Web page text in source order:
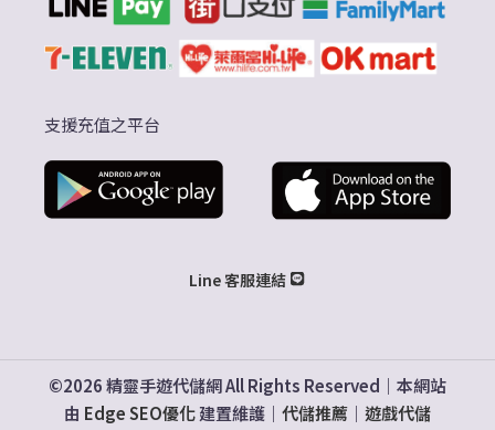
支援充值之平台
Line 客服連結
©2026 精靈手遊代儲網 All Rights Reserved｜本網站
由 Edge SEO優化建置維護｜ 代儲推薦｜ 遊戲代儲